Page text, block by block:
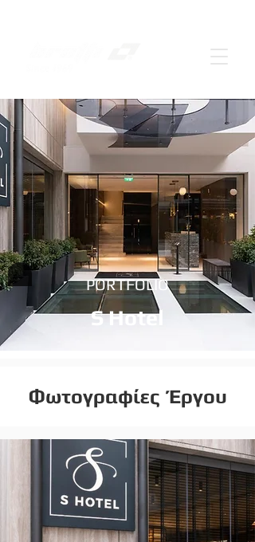
PORTFOLIO
S Hotel
Φωτογραφίες Έργου